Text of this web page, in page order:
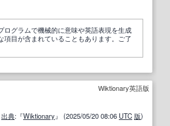
ログラムで機械的に意味や英語表現を生成
項目が含まれていることもあります。ご了
Wiktionary英語版
出典:『Wiktionary』 (2025/05/20 08:06 UTC 版)